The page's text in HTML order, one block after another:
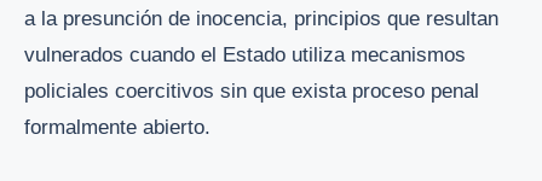
a la presunción de inocencia, principios que resultan
vulnerados cuando el Estado utiliza mecanismos
policiales coercitivos sin que exista proceso penal
formalmente abierto.